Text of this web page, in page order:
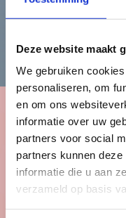
Deze website maakt
We gebruiken
personaliseren, om
en om ons
informatie over uw
partners voor social
partners kunnen
informatie die u aan
verzameld op basis
Bekijk de
Bekijk de